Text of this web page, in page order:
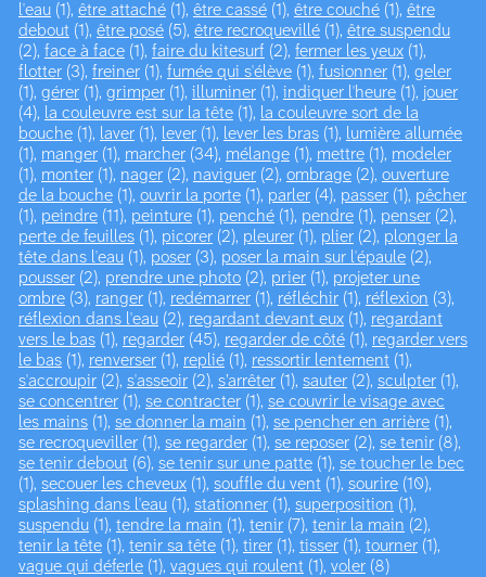
l'eau(1), être attaché(1), être cassé(1), être couché(1), être
debout (1), être posé(5), être recroquevillé(1), être suspendu
(2), face à face(1), faire du kitesurf (2), fermer les yeux(1),
flotter(3), freiner(1), fumée qui s'élève(1), fusionner(1), geler
(1), gérer(1), grimper(1), illuminer(1), indiquer l'heure(1), jouer
(4), la couleuvre est sur la tête(1), la couleuvre sort de la
bouche(1), laver(1), lever(1), lever les bras(1), lumière allumée
(1), manger(1), marcher(34), mélange(1), mettre(1), modeler
(1), monter(1), nager(2), naviguer(2), ombrage(2), ouverture
de la bouche(1), ouvrir la porte(1), parler(4), passer(1), pêcher
(1), peindre(11), peinture(1), penché(1), pendre(1), penser(2),
perte de feuilles(1), picorer(2), pleurer(1), plier(2), plonger la
tête dans l'eau(1), poser(3), poser la main sur l'épaule(2),
pousser(2), prendre une photo(2), prier(1), projeter une
ombre(3), ranger(1), redémarrer(1), réfléchir(1), réflexion (3),
réflexion dans l'eau(2), regardant devant eux(1), regardant
vers le bas(1), regarder(45), regarder de côté(1), regarder vers
le bas(1), renverser(1), replié(1), ressortir lentement (1),
s'accroupir(2), s'asseoir(2), s’arrêter(1), sauter(2), sculpter(1),
se concentrer(1), se contracter(1), se couvrir le visage avec
les mains(1), se donner la main (1), se pencher en arrière(1),
se recroqueviller(1), se regarder(1), se reposer(2), se tenir(8),
se tenir debout (6), se tenir sur une patte(1), se toucher le bec
(1), secouer les cheveux(1), souffle du vent (1), sourire(10),
splashing dans l'eau(1), stationner(1), superposition (1),
suspendu(1), tendre la main (1), tenir(7), tenir la main (2),
tenir la tête(1), tenir sa tête(1), tirer(1), tisser(1), tourner(1),
vague qui déferle(1), vagues qui roulent (1), voler(8)